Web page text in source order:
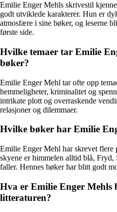
Emilie Enger Mehls skrivestil
godt utviklede karakterer. Hun er
atmosfære i sine bøker, og leserne
første side.
Hvilke temaer tar Emilie
bøker?
Emilie Enger Mehl tar ofte opp
hemmeligheter, kriminalitet og
intrikate plott og overraskende
relasjoner og dilemmaer.
Hvilke bøker har Emilie
Emilie Enger Mehl har skrevet
skyene er himmelen alltid blå, Fryd,
faller. Hennes bøker har blitt godt
Hva er Emilie Enger Mehls
litteraturen?